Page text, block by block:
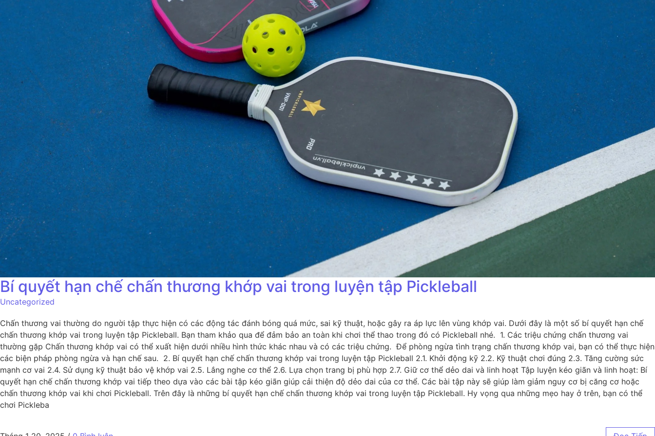
Bí quyết hạn chế chấn thương khớp vai trong luyện tập Pickleball
Uncategorized
Chấn thương vai thường do người tập thực hiện có các động tác đánh bóng quá mức, sai kỹ thuật, hoặc gây ra áp lực lên vùng khớp vai. Dưới đây là một số bí quyết hạn chế
chấn thương khớp vai trong luyện tập Pickleball. Bạn tham khảo qua để đảm bảo an toàn khi chơi thể thao trong đó có Pickleball nhé. 1. Các triệu chứng chấn thương vai
thường gặp Chấn thương khớp vai có thể xuất hiện dưới nhiều hình thức khác nhau và có các triệu chứng. Để phòng ngừa tình trạng chấn thương khớp vai, bạn có thể thực hiện
các biện pháp phòng ngừa và hạn chế sau. 2. Bí quyết hạn chế chấn thương khớp vai trong luyện tập Pickleball 2.1. Khởi động kỹ 2.2. Kỹ thuật chơi đúng 2.3. Tăng cường sức
mạnh cơ vai 2.4. Sử dụng kỹ thuật bảo vệ khớp vai 2.5. Lắng nghe cơ thể 2.6. Lựa chọn trang bị phù hợp 2.7. Giữ cơ thể dẻo dai và linh hoạt Tập luyện kéo giãn và linh hoạt: Bí
quyết hạn chế chấn thương khớp vai tiếp theo dựa vào các bài tập kéo giãn giúp cải thiện độ dẻo dai của cơ thể. Các bài tập này sẽ giúp làm giảm nguy cơ bị căng cơ hoặc
chấn thương khớp vai khi chơi Pickleball. Trên đây là những bí quyết hạn chế chấn thương khớp vai trong luyện tập Pickleball. Hy vọng qua những mẹo hay ở trên, bạn có thể
chơi Pickleba